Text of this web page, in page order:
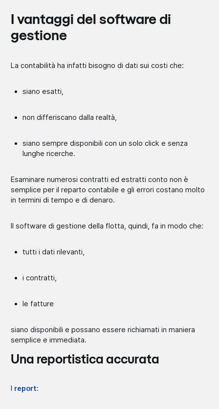
I vantaggi del software di
gestione
La contabilità ha infatti bisogno di dati sui costi che:
siano esatti,
non differiscano dalla realtà,
siano sempre disponibili con un solo click e senza
lunghe ricerche.
Esaminare numerosi contratti ed estratti conto non è
semplice per il reparto contabile e gli errori costano molto
in termini di tempo e di denaro.
Il software di gestione della flotta, quindi, fa in modo che:
tutti i dati rilevanti,
i contratti,
le fatture
siano disponibili e possano essere richiamati in maniera
semplice e immediata.
Una reportistica accurata
I report: